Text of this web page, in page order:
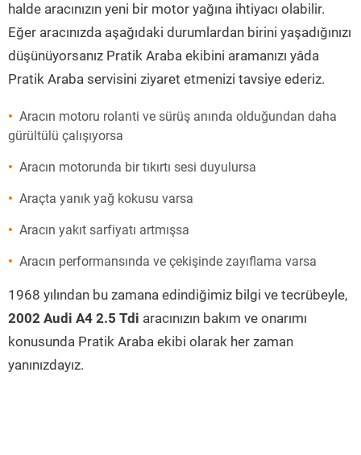
halde aracınızın yeni bir motor yağına ihtiyacı olabilir.
Eğer aracınızda aşağıdaki durumlardan birini yaşadığınızı
düşünüyorsanız Pratik Araba ekibini aramanızı yâda
Pratik Araba servisini ziyaret etmenizi tavsiye ederiz.
Aracın motoru rolanti ve sürüş anında olduğundan daha
gürültülü çalışıyorsa
Aracın motorunda bir tıkırtı sesi duyulursa
Araçta yanık yağ kokusu varsa
Aracın yakıt sarfiyatı artmışsa
Aracın performansında ve çekişinde zayıflama varsa
1968 yılından bu zamana edindiğimiz bilgi ve tecrübeyle,
2002 Audi A4 2.5 Tdi aracınızın bakım ve onarımı
konusunda Pratik Araba ekibi olarak her zaman
yanınızdayız.